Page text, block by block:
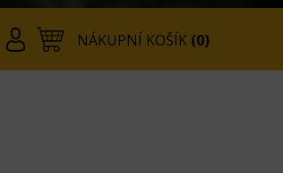
NÁKUPNÍ KOŠÍK (0)